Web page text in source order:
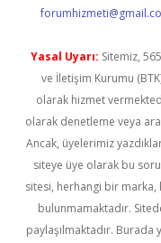
Yasal Uyarı: Sitemiz,
ve İletişim Kurumu
olarak hizmet
olarak denetleme veya
Ancak, üyelerimiz
siteye üye olarak bu
sitesi, herhangi bir marka,
bulunmamaktadır.
paylaşılmaktadır.